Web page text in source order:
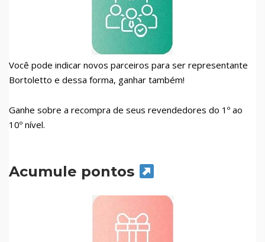
Você pode indicar novos parceiros para ser representante
Bortoletto e dessa forma, ganhar também!
Ganhe sobre a recompra de seus revendedores do 1º ao
10º nível.
Acumule pontos